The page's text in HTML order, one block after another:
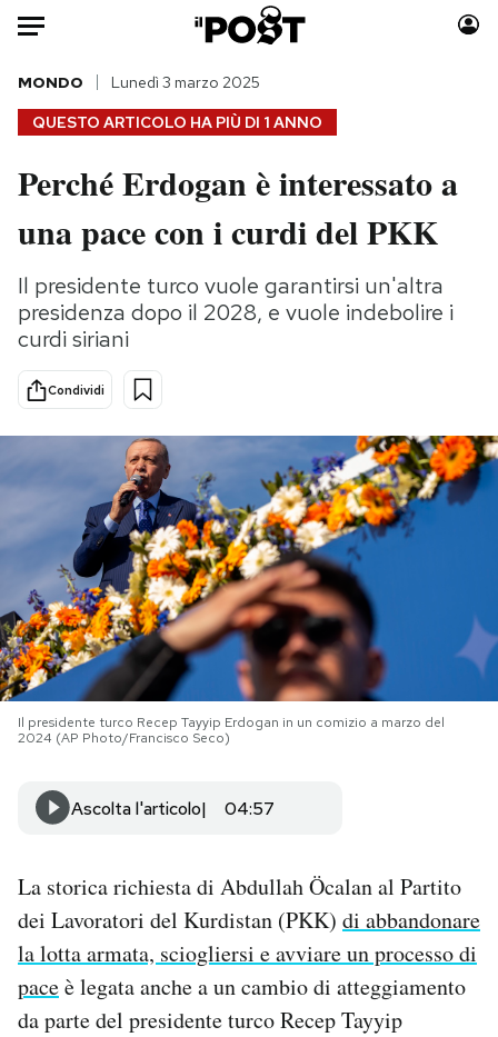
Auto
HOME
Italia
Politica
Tecnologia
Internet
Scienza
Cultura
Economia
Moda
Consumismi
Storie/Idee
Ok Boomer!
Mondiali calcio 2026
PODCAST
NEWSLETTER
I MIEI PREFERITI
Area Personale
Newsletter
Notifiche mobile
QUESTO ARTICOLO HA PIÙ DI 1 ANNO
MONDO Lunedì 3 marzo 2025
Perché Erdogan è interessato a
una pace con i curdi del PKK
Il presidente turco vuole garantirsi un'altra
presidenza dopo il 2028, e vuole indebolire i
curdi siriani
Condividi
Il presidente turco Recep Tayyip Erdogan in un comizio a marzo del
2024 (AP Photo/Francisco Seco)
Ascolta l'articolo 04:57
La storica richiesta di Abdullah Öcalan al Partito
dei Lavoratori del Kurdistan (PKK) di abbandonare
la lotta armata, sciogliersi e avviare un processo di
paceè legata anche a un cambio di atteggiamento
da parte del presidente turco Recep Tayyip